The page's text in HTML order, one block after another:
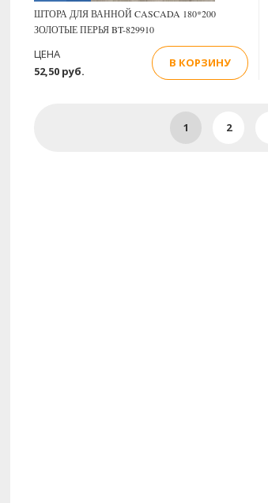
ШТОРА ДЛЯ ВАННОЙ CASCADA 180*200
ЗОЛОТЫЕ ПЕРЬЯ BT-829910
52,50 руб.
ЦЕНА
В КОРЗИНУ
1 2